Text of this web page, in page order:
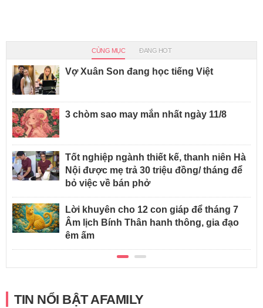
CÙNG MỤC ĐANG HOT
Vợ Xuân Son đang học tiếng Việt
3 chòm sao may mắn nhất ngày 11/8
Tốt nghiệp ngành thiết kế, thanh niên Hà
Nội được mẹ trả 30 triệu đồng/ tháng để
bỏ việc về bán phở
Lời khuyên cho 12 con giáp để tháng 7
Âm lịch Bính Thân hanh thông, gia đạo
êm ấm
TIN NỔI BẬT AFAMILY